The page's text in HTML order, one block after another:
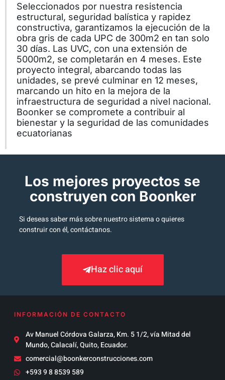
Seleccionados por nuestra resistencia
estructural, seguridad balística y rapidez
constructiva, garantizamos la ejecución de la
obra gris de cada UPC de 300m2 en tan solo
30 días. Las UVC, con una extensión de
5000m2, se completarán en 4 meses. Este
proyecto integral, abarcando todas las
unidades, se prevé culminar en 12 meses,
marcando un hito en la mejora de la
infraestructura de seguridad a nivel nacional.
Boonker se compromete a contribuir al
bienestar y la seguridad de las comunidades
ecuatorianas
Los mejores proyectos se
construyen con Boonker
Si deseas saber más sobre nuestro sistema o quieres
construir con él, contáctanos.
Haz clic aquí
INFORMACIÓN DE CONTACTO
Av Manuel Córdova Galarza, Km. 5 1/2, vía Mitad del
Mundo, Calacalí, Quito, Ecuador.
comercial@boonkerconstrucciones.com
+593 9 8 8539 589